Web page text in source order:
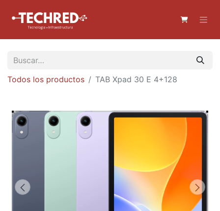
Todos los productos TAB Xpad 30 E 4+128